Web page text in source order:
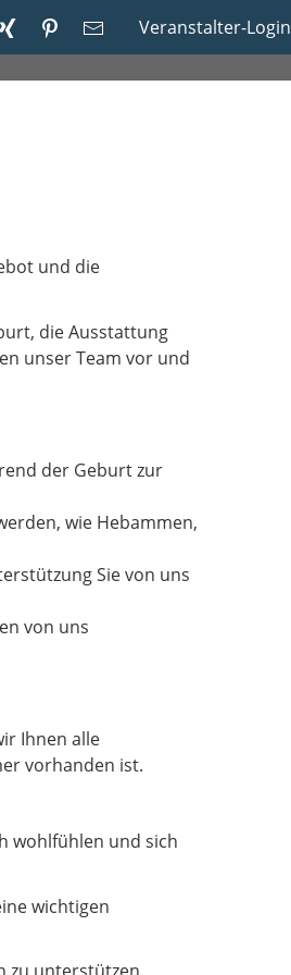
Veranstalter-Login
und die
die Ausstattung
unser Team vor und
der Geburt zur
wie Hebammen,
Sie von uns
von uns
Ihnen alle
vorhanden ist.
wohlfühlen und sich
wichtigen